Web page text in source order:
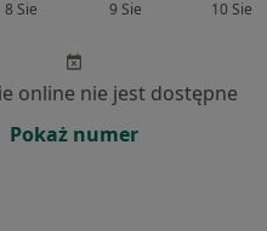
8 Sie 9 Sie 10 Sie
online nie jest dostępne
Pokaż numer